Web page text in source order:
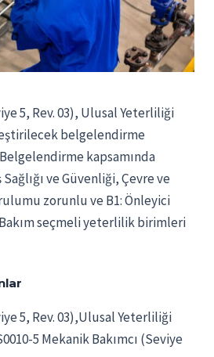
5, Rev. 03), Ulusal Yeterliliği
belgelendirme
kapsamında
ve Güvenliği, Çevre ve
zorunlu ve B1: Önleyici
seçmeli yeterlilik birimleri
5, Rev. 03),Ulusal Yeterliliği
5 Mekanik Bakımcı (Seviye